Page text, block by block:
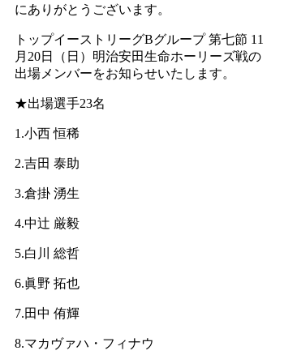
にありがとうございます。
トップイーストリーグBグループ 第七節 11
月20日（日）明治安田生命ホーリーズ戦の
出場メンバーをお知らせいたします。
★出場選手23名
1.小西 恒稀
2.吉田 泰助
3.倉掛 湧生
4.中辻 厳毅
5.白川 総哲
6.眞野 拓也
7.田中 侑輝
8.マカヴァハ・フィナウ